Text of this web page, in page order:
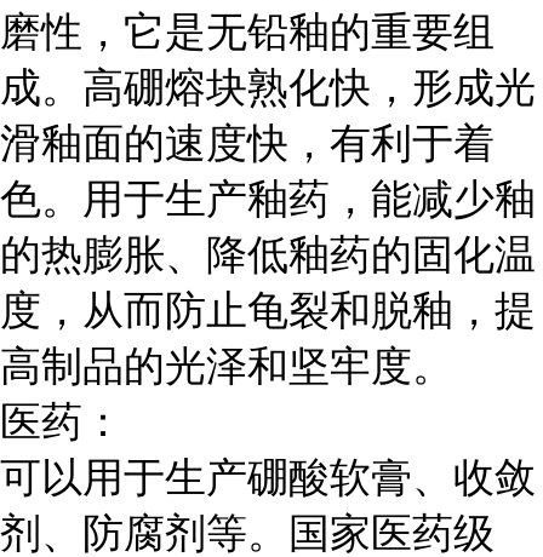
磨性，它是无铅釉的重要组
成。高硼熔块熟化快，形成光
滑釉面的速度快，有利于着
色。用于生产釉药，能减少釉
的热膨胀、降低釉药的固化温
度，从而防止龟裂和脱釉，提
高制品的光泽和坚牢度。
医药：
可以用于生产硼酸软膏、收敛
剂、防腐剂等。国家医药级